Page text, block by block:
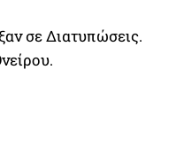
σε Διατυπώσεις.